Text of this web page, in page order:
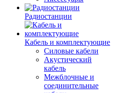
Радиостанции
Кабель и комплектующие
Силовые кабели
Акустический
кабель
Межблочные и
соединительные